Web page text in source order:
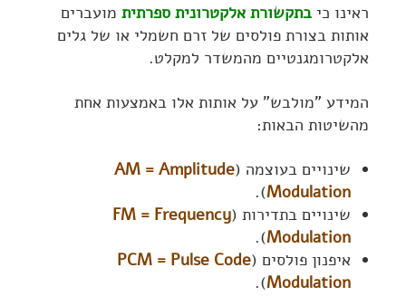
ראינו כי בתקשורת אלקטרונית ספרתית מועברים
אותות בצורת פולסים של זרם חשמלי או של גלים
אלקטרומגנטיים מהמשדר למקלט.
המידע "מולבש" על אותות אלו באמצעות אחת
מהשיטות הבאות:
שינויים בעוצמה (AM = Amplitude
Modulation
).
שינויים בתדירות (FM = Frequency
Modulation
).
איפנון פולסים (PCM = Pulse Code
Modulation
).